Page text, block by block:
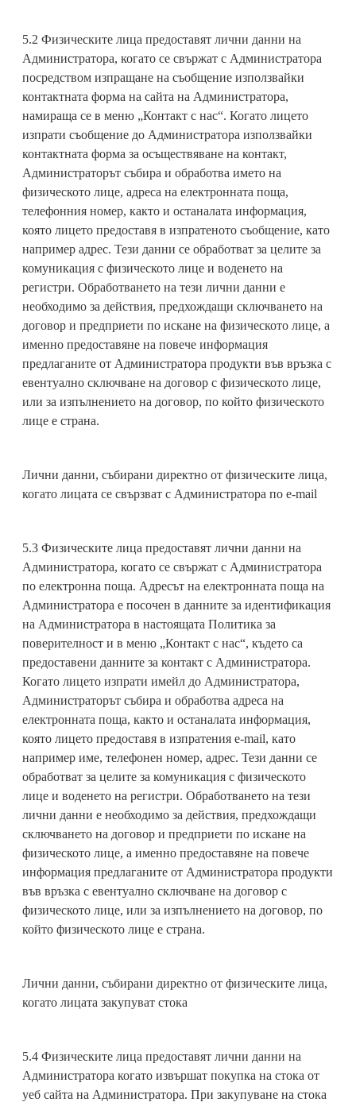
5.2 Физическите лица предоставят лични данни на
Администратора, когато се свържат с Администратора
посредством изпращане на съобщение използвайки
контактната форма на сайта на Администратора,
намираща се в меню „Контакт с нас“. Когато лицето
изпрати съобщение до Администратора използвайки
контактната форма за осъществяване на контакт,
Администраторът събира и обработва името на
физическото лице, адреса на електронната поща,
телефонния номер, както и останалата информация,
която лицето предоставя в изпратеното съобщение, като
например адрес. Тези данни се обработват за целите за
комуникация с физическото лице и воденето на
регистри. Oбработването на тези лични данни е
необходимо за действия, предхождащи сключването на
договор и предприети по искане на физическото лице, а
именно предоставяне на повече информация
предлаганите от Администратора продукти във връзка с
евентуално сключване на договор с физическото лице,
или за изпълнението на договор, по който физическото
лице е страна.
Лични данни, събирани директно от физическите лица,
когато лицата се свързват с Администратора по e-mail
5.3 Физическите лица предоставят лични данни на
Администратора, когато се свържат с Администратора
по електронна поща. Адресът на електронната поща на
Администратора е посочен в данните за идентификация
на Администратора в настоящата Политика за
поверителност и в меню „Контакт с нас“, където са
предоставени данните за контакт с Администратора.
Когато лицето изпрати имейл до Администратора,
Администраторът събира и обработва адреса на
електронната поща, както и останалата информация,
която лицето предоставя в изпратения e-mail, като
например име, телефонен номер, адрес. Тези данни се
обработват за целите за комуникация с физическото
лице и воденето на регистри. Oбработването на тези
лични данни е необходимо за действия, предхождащи
сключването на договор и предприети по искане на
физическото лице, а именно предоставяне на повече
информация предлаганите от Администратора продукти
във връзка с евентуално сключване на договор с
физическото лице, или за изпълнението на договор, по
който физическото лице е страна.
Лични данни, събирани директно от физическите лица,
когато лицата закупуват стока
5.4 Физическите лица предоставят лични данни на
Администратора когато извършат покупка на стока от
уеб сайта на Администратора. При закупуване на стока